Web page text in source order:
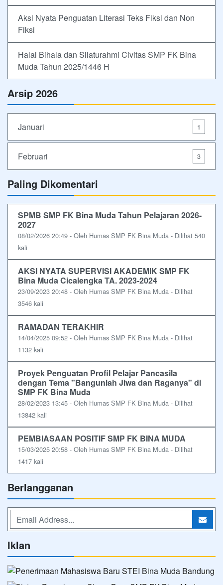
Aksi Nyata Penguatan Literasi Teks Fiksi dan Non
Fiksi
Halal Bihala dan Silaturahmi Civitas SMP FK Bina
Muda Tahun 2025/1446 H
Arsip 2026
Januari 1
Februari 3
Paling Dikomentari
SPMB SMP FK Bina Muda Tahun Pelajaran 2026-
2027
08/02/2026 20:49 - Oleh Humas SMP FK Bina Muda - Dilihat 540
kali
AKSI NYATA SUPERVISI AKADEMIK SMP FK
Bina Muda Cicalengka TA. 2023-2024
23/09/2023 20:48 - Oleh Humas SMP FK Bina Muda - Dilihat
3546 kali
RAMADAN TERAKHIR
14/04/2025 09:52 - Oleh Humas SMP FK Bina Muda - Dilihat
1132 kali
Proyek Penguatan Profil Pelajar Pancasila
dengan Tema "Bangunlah Jiwa dan Raganya" di
SMP FK Bina Muda
28/02/2023 13:45 - Oleh Humas SMP FK Bina Muda - Dilihat
13842 kali
PEMBIASAAN POSITIF SMP FK BINA MUDA
15/03/2025 20:58 - Oleh Humas SMP FK Bina Muda - Dilihat
1417 kali
Berlangganan
Iklan